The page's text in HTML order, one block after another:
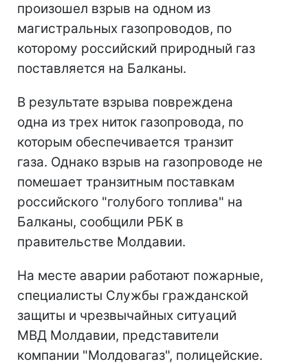
произошел взрыв на одном из
магистральных газопроводов, по
которому российский природный газ
поставляется на Балканы.
В результате взрыва повреждена
одна из трех ниток газопровода, по
которым обеспечивается транзит
газа. Однако взрыв на газопроводе не
помешает транзитным поставкам
российского "голубого топлива" на
Балканы, сообщили РБК в
правительстве Молдавии.
На месте аварии работают пожарные,
специалисты Службы гражданской
защиты и чрезвычайных ситуаций
МВД Молдавии, представители
компании "Молдовагаз", полицейские.